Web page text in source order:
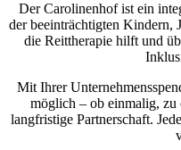
Der Carolinenhof ist ein
der beeinträchtigten Kindern,
die Reittherapie hilft und
Mit Ihrer
möglich – ob einmalig, zu
langfristige Partnerschaft.